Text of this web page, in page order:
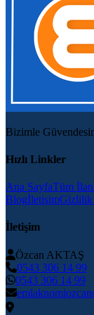
Bizimle
Hızlı Linkler
Ana SayfaTüm
BlogİletişimGizlilik
İletişim
Özcan AKTAŞ
0543 306 14 99
0543 306 14 99